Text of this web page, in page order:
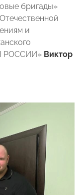
бригады»
и
РОССИИ» Виктор